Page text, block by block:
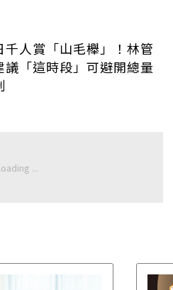
千人賞「山毛櫸」！林管
議「這時段」可避開總量